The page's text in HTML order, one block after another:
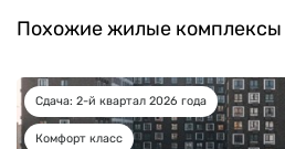
Похожие жилые комплексы
Сдача: 2-й квартал 2026 года
Комфорт класс